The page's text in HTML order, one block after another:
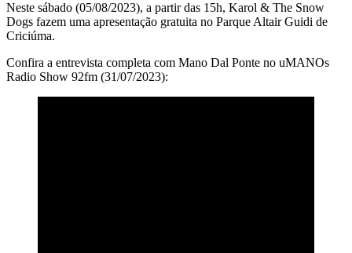
Neste sábado (05/08/2023), a partir das 15h, Karol & The Snow
Dogs fazem uma apresentação gratuita no Parque Altair Guidi de
Criciúma.
Confira a entrevista completa com Mano Dal Ponte no uMANOs
Radio Show 92fm (31/07/2023):